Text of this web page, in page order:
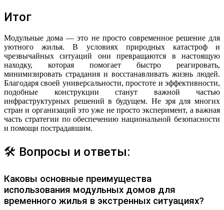
Итог
Модульные дома — это не просто современное решение для
уютного жилья. В условиях природных катастроф и
чрезвычайных ситуаций они превращаются в настоящую
находку, которая помогает быстро реагировать,
минимизировать страдания и восстанавливать жизнь людей.
Благодаря своей универсальности, простоте и эффективности,
подобные конструкции станут важной частью
инфраструктурных решений в будущем. Не зря для многих
стран и организаций это уже не просто эксперимент, а важная
часть стратегии по обеспечению национальной безопасности
и помощи пострадавшим.
🛠 Вопросы и ответы:
Каковы основные преимущества
использования модульных домов для
временного жилья в экстренных ситуациях?